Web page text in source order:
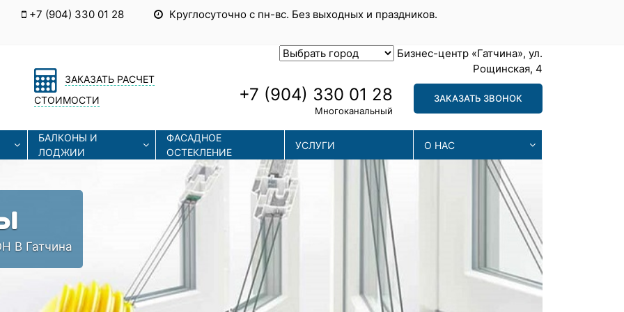
+7 (904) 330 01 28 Круглосуточно с пн-вс. Без выходных и праздников.
ЗАКАЗАТЬ РАСЧЕТ
СТОИМОСТИ
Бизнес-центр «Гатчина», ул.
Рощинская, 4
+7 (904) 330 01 28
Многоканальный
ЗАКАЗАТЬ ЗВОНОК
БАЛКОНЫ И
ЛОДЖИИ
ФАСАДНОЕ
ОСТЕКЛЕНИЕ
УСЛУГИ О НАС
В Гатчина